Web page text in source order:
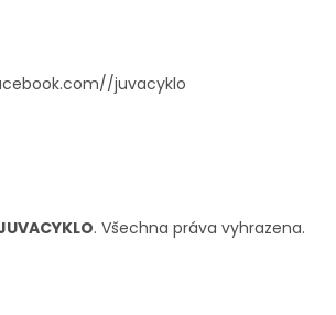
juvacyklo
. Všechna práva vyhrazena.